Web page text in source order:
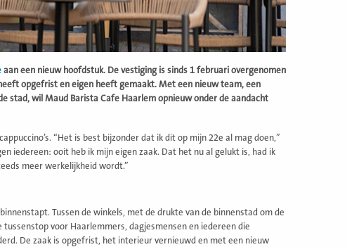
aan een nieuw hoofdstuk. De vestiging is sinds 1 februari overgenomen
opgefrist en eigen heeft gemaakt. Met een nieuw team, een
stad, wil Maud Barista Cafe Haarlem opnieuw onder de aandacht
“Het is best bijzonder dat ik dit op mijn 22e al mag doen,”
iedereen: ooit heb ik mijn eigen zaak. Dat het nu al gelukt is, had ik
meer werkelijkheid wordt.”
Tussen de winkels, met de drukte van de binnenstad om de
voor Haarlemmers, dagjesmensen en iedereen die
De zaak is opgefrist, het interieur vernieuwd en met een nieuw